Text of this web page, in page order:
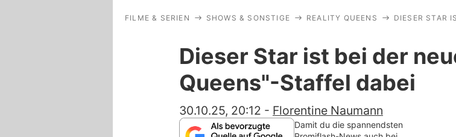
Royals
Filme & Serien
Familie & Liebe
FILME & SERIEN SHOWS & SONSTIGE REALITY QUEENS DIESER STAR
Dieser Star ist bei der
Queens"-Staffel dabei
30.10.25, 20:12 - Florentine Naumann
Damit du die spannendsten